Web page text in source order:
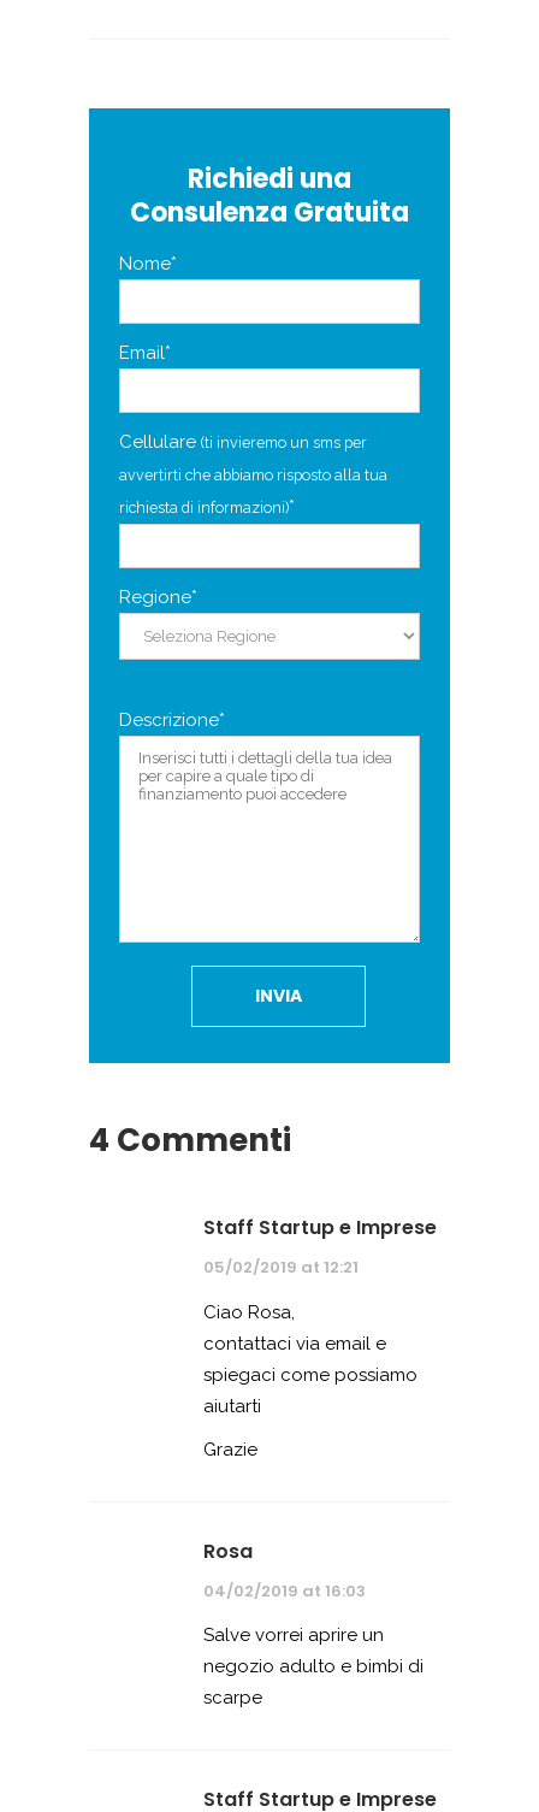
Richiedi una
Consulenza Gratuita
Nome*
Email*
Cellulare (ti invieremo un sms per
avvertirti che abbiamo risposto alla tua
richiesta di informazioni)*
Regione*
Descrizione*
4 Commenti
Staff Startup e Imprese
05/02/2019 at 12:21
Ciao Rosa,
contattaci via email e
spiegaci come possiamo
aiutarti
Grazie
Rosa
04/02/2019 at 16:03
Salve vorrei aprire un
negozio adulto e bimbi di
scarpe
Staff Startup e Imprese